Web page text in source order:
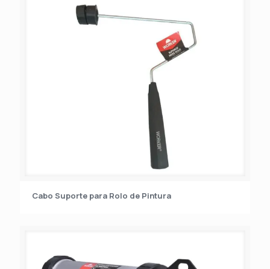
Cabo Suporte para Rolo de Pintura